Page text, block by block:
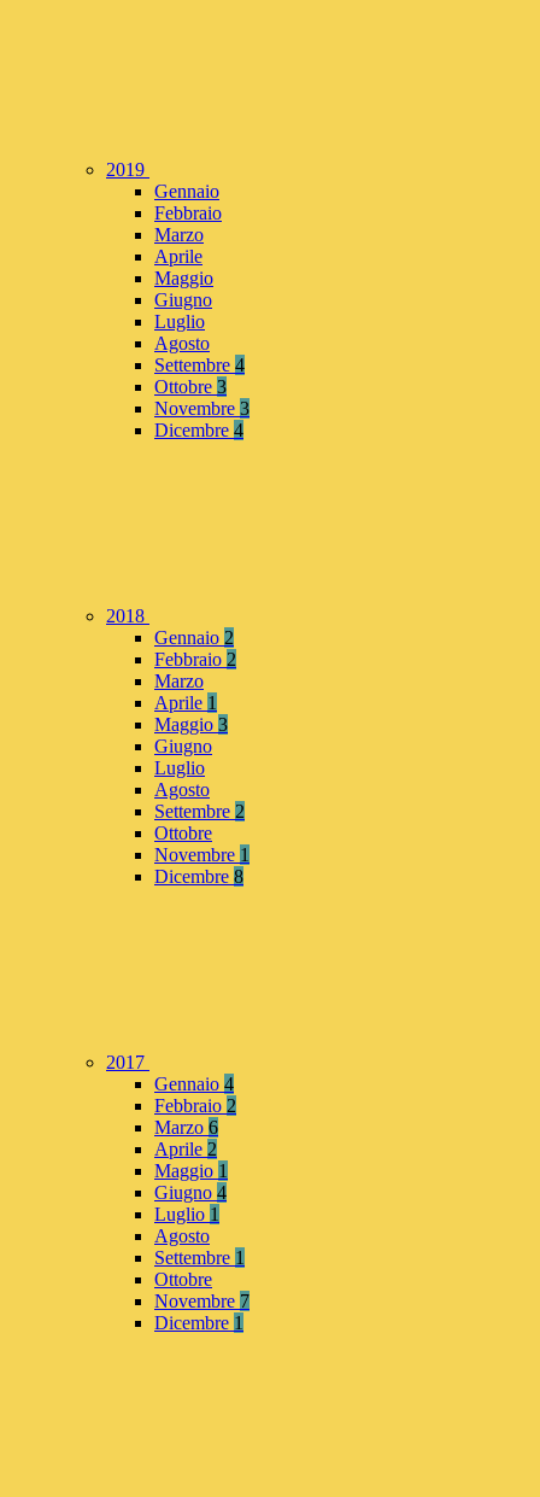
2019
Gennaio
Febbraio
Marzo
Aprile
Maggio
Giugno
Luglio
Agosto
Settembre 4
Ottobre 3
Novembre 3
Dicembre 4
2018
Gennaio 2
Febbraio 2
Marzo
Aprile 1
Maggio 3
Giugno
Luglio
Agosto
Settembre 2
Ottobre
Novembre 1
Dicembre 8
2017
Gennaio 4
Febbraio 2
Marzo 6
Aprile 2
Maggio 1
Giugno 4
Luglio 1
Agosto
Settembre 1
Ottobre
Novembre 7
Dicembre 1